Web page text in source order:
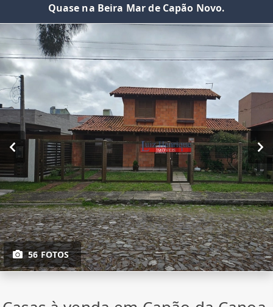
Quase na Beira Mar de Capão Novo.
56 FOTOS